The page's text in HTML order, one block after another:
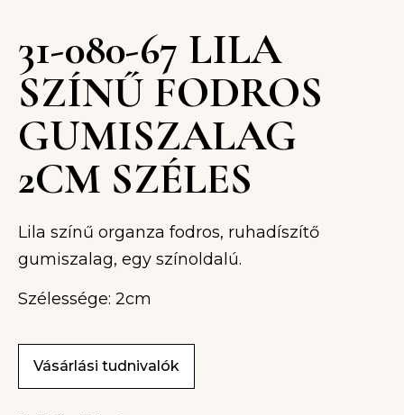
31-080-67 LILA
SZÍNŰ FODROS
GUMISZALAG
2CM SZÉLES
Lila színű organza fodros, ruhadíszítő
gumiszalag, egy színoldalú.
Szélessége: 2cm
Vásárlási tudnivalók